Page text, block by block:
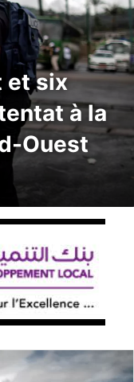
et six
à la
Ouest